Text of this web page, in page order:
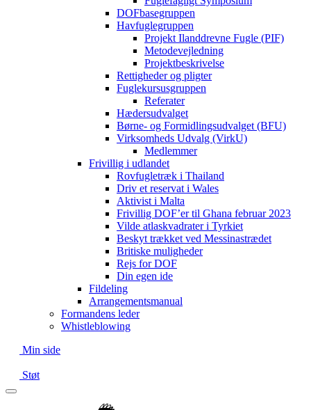
DOFbasegruppen
Havfuglegruppen
Projekt Ilanddrevne Fugle (PIF)
Metodevejledning
Projektbeskrivelse
Rettigheder og pligter
Fuglekursusgruppen
Referater
Hædersudvalget
Børne- og Formidlingsudvalget (BFU)
Virksomheds Udvalg (VirkU)
Medlemmer
Frivillig i udlandet
Rovfugletræk i Thailand
Driv et reservat i Wales
Aktivist i Malta
Frivillig DOF’er til Ghana februar 2023
Vilde atlaskvadrater i Tyrkiet
Beskyt trækket ved Messinastrædet
Britiske muligheder
Rejs for DOF
Din egen ide
Fildeling
Arrangementsmanual
Formandens leder
Whistleblowing
Min side
Støt